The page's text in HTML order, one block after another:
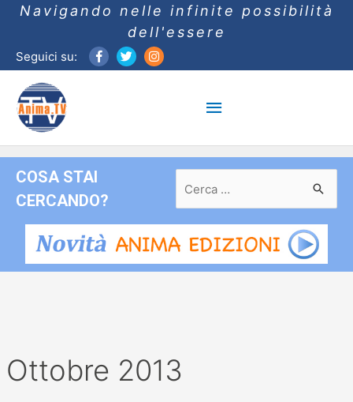
Navigando nelle infinite possibilità
dell'essere
Seguici su:
Menu
principale
COSA STAI
CERCANDO?
per:
Ottobre 2013